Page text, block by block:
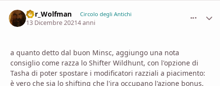
D8r_Wolfman Circolo degli Antichi
13 Dicembre 20214 anni
a quanto detto dal buon Minsc, aggiungo una nota
consiglio come razza lo Shifter Wildhunt, con l'opzione di
Tasha di poter spostare i modificatori razziali a piacimento:
è vero che sia lo shifting che l'ira occupano l'azione bonus,